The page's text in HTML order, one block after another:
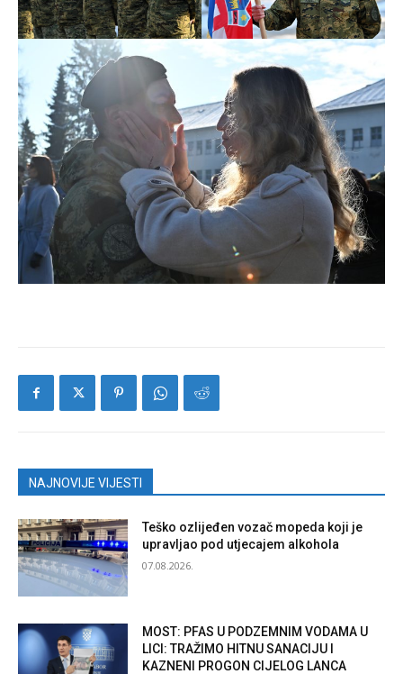
NAJNOVIJE VIJESTI
Teško ozlijeđen vozač mopeda koji je
upravljao pod utjecajem alkohola
07.08.2026.
MOST: PFAS U PODZEMNIM VODAMA U
LICI: TRAŽIMO HITNU SANACIJU I
KAZNENI PROGON CIJELOG LANCA